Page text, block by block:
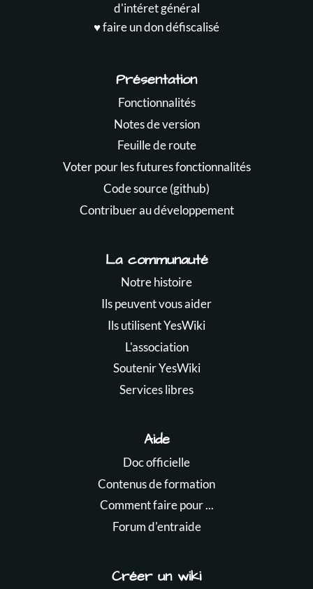
d'intéret général
♥️ faire un don défiscalisé
Présentation
Fonctionnalités
Notes de version
Feuille de route
Voter pour les futures fonctionnalités
Code source (github)
Contribuer au développement
La communauté
Notre histoire
Ils peuvent vous aider
Ils utilisent YesWiki
L'association
Soutenir YesWiki
Services libres
Aide
Doc officielle
Contenus de formation
Comment faire pour ...
Forum d'entraide
Créer un wiki